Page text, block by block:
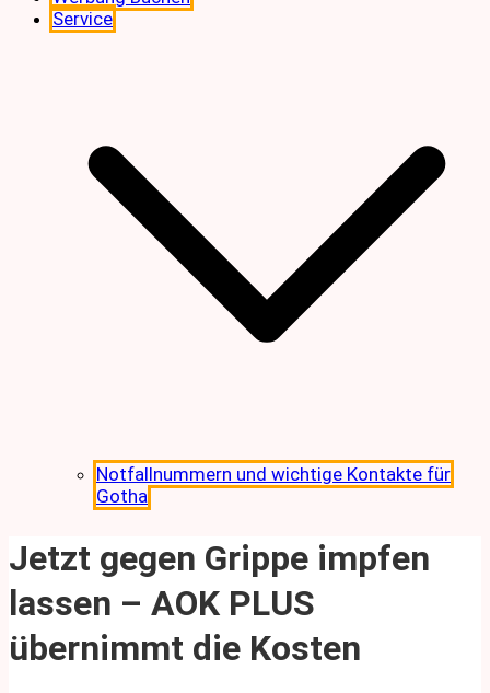
Service
Notfallnummern und wichtige Kontakte für
Gotha
Jetzt gegen Grippe impfen
lassen – AOK PLUS
übernimmt die Kosten